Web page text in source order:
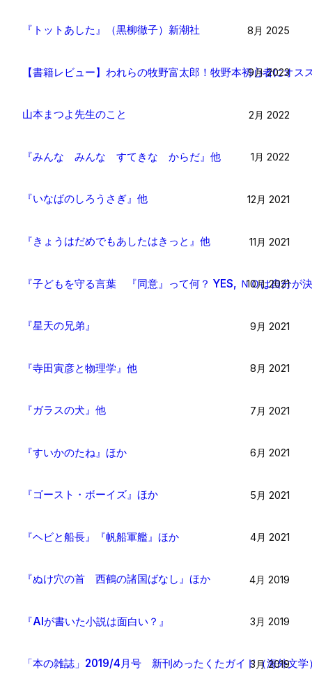
『トットあした』（黒柳徹子）新潮社 8月 2025
【書籍レビュー】われらの牧野富太郎！牧野本初心者にオ
9月 2023
山本まつよ先生のこと 2月 2022
『みんな みんな すてきな からだ』他 1月 2022
『いなばのしろうさぎ』他 12月 2021
『きょうはだめでもあしたはきっと』他 11月 2021
『子どもを守る言葉 『同意』って何？ YES, ＮＯは自分が
10月 2021
『星天の兄弟』 9月 2021
『寺田寅彦と物理学』他 8月 2021
『ガラスの犬』他 7月 2021
『すいかのたね』ほか 6月 2021
『ゴースト・ボーイズ』ほか 5月 2021
『ヘビと船長』『帆船軍艦』ほか 4月 2021
『ぬけ穴の首 西鶴の諸国ばなし』ほか 4月 2019
『AIが書いた小説は面白い？』 3月 2019
「本の雑誌」2019/4月号 新刊めったくたガイド（海外文学
3月 2019